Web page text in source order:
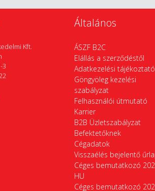
Kft.
3
Általános
ÁSZF B2C
Elállás a szerződéstől
Adatkezelési tájékoztató
Göngyöleg kezelési
szabályzat
Felhasználói útmutató
Karrier
B2B Üzletszabályzat
Befektetőknek
Cégadatok
Visszaélés bejelentő
Céges bemutatkozó
HU
Céges bemutatkozó